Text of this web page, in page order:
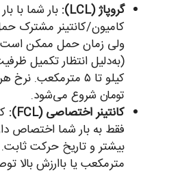
گروپاژ (LCL):
بار شما با
کامیون/کانتینر مشترک
ولی زمان حمل ممکن است
تومان شروع می‌شود.
کانتینر اختصاصی (FCL):
فقط به بار شما اختصاص
مترمکعب یا باارزش بالا